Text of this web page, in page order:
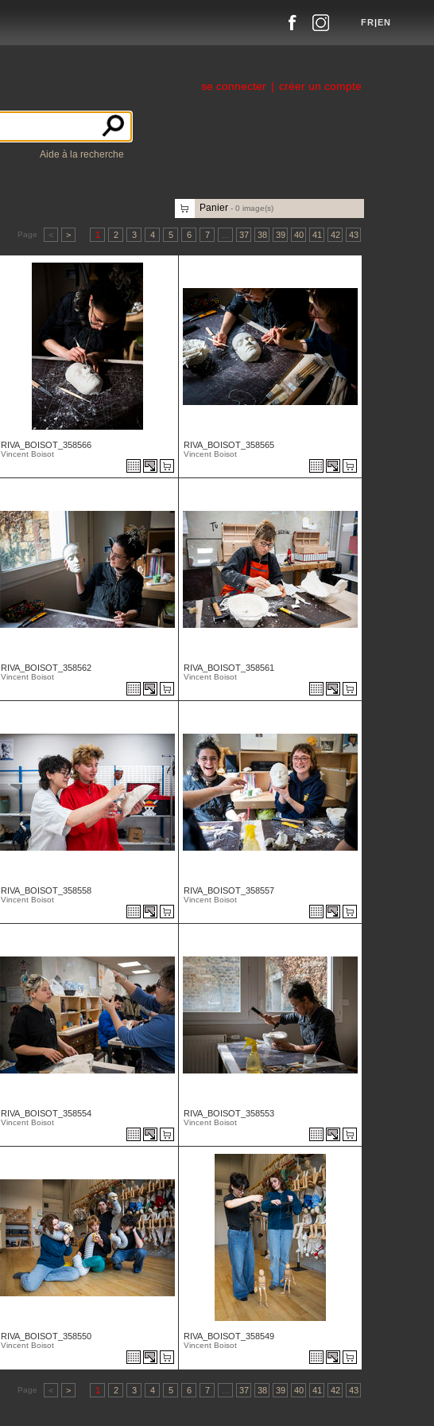
FR|EN
se connecter | créer un compte
Aide à la recherche
Panier - 0 image(s)
Page < > 1 2 3 4 5 6 7 37 38 39 40 41 42 43
RIVA_BOISOT_358566
Vincent Boisot
RIVA_BOISOT_358565
Vincent Boisot
RIVA_BOISOT_358562
Vincent Boisot
RIVA_BOISOT_358561
Vincent Boisot
RIVA_BOISOT_358558
Vincent Boisot
RIVA_BOISOT_358557
Vincent Boisot
RIVA_BOISOT_358554
Vincent Boisot
RIVA_BOISOT_358553
Vincent Boisot
RIVA_BOISOT_358550
Vincent Boisot
RIVA_BOISOT_358549
Vincent Boisot
Page < > 1 2 3 4 5 6 7 37 38 39 40 41 42 43